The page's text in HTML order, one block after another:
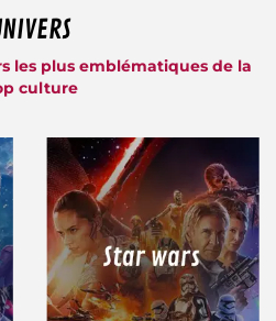
les plus emblématiques de la
culture